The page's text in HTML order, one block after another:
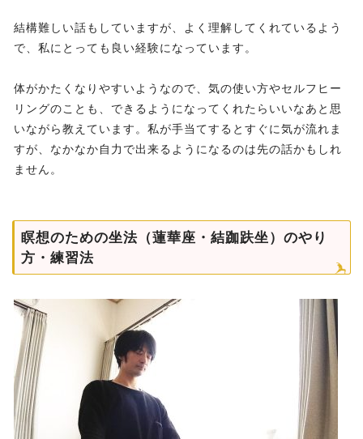
結構難しい話もしていますが、よく理解してくれているよう
で、私にとっても良い経験になっています。
体がかたくなりやすいようなので、気の使い方やセルフヒー
リングのことも、できるようになってくれたらいいなあと思
いながら教えています。私が手当てするとすぐに気が流れま
すが、なかなか自力で出来るようになるのは先の話かもしれ
ません。
瞑想のための坐法（蓮華座・結跏趺坐）のやり
方・練習法